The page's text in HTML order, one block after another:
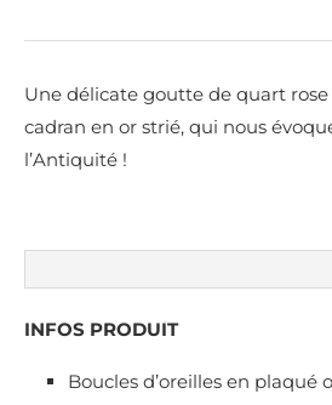
Une délicate goutte de quart rose
cadran en or strié, qui nous
l’Antiquité !
INFOS PRODUIT
Boucles d’oreilles en plaqué